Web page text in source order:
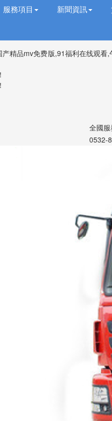
服務項目 新聞資訊
精品mv免费版,91福利在线观
全國
0532-